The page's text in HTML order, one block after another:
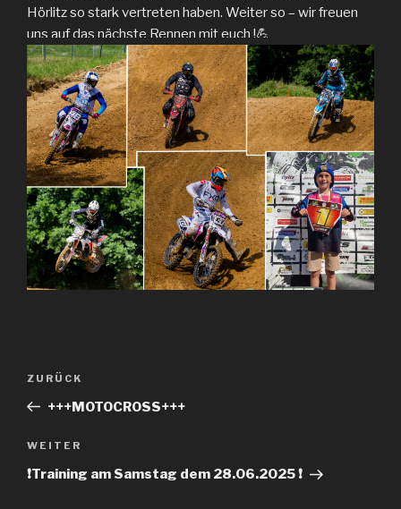
Hörlitz so stark vertreten haben. Weiter so – wir freuen
uns auf das nächste Rennen mit euch !💪
Beitrags-
Vorheriger
Beitrag
ZURÜCK
+++MOTOCROSS+++
Nächster
Beitrag
WEITER
❗️Training am Samstag dem 28.06.2025 ❗️